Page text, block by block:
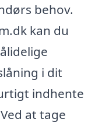
behov.
kan du
i dit
indhente
at tage